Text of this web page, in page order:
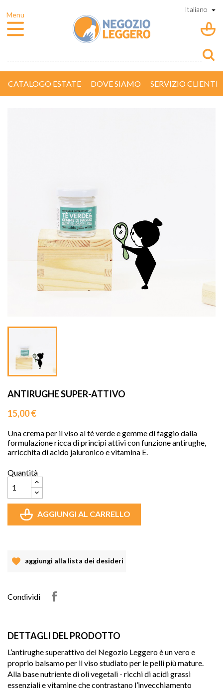
CATALOGO ESTATE DOVE SIAMO SERVIZIO CLIENTI
ANTIRUGHE SUPER-ATTIVO
15,00 €
Una crema per il viso al tè verde e gemme di faggiodalla
formulazione ricca di principi attivi con funzione antirughe,
arricchita di acido jaluronico e vitamina E.
Quantità
AGGIUNGI AL CARRELLO
aggiungi alla lista dei desideri
Condividi
DETTAGLI DEL PRODOTTO
L’antirughe superattivo del Negozio Leggero è un vero e
proprio balsamo per il viso studiato per le pelli più mature.
Alla base nutriente di oli vegetali - ricchi di acidi grassi
essenziali e vitamine che contrastano l’invecchiamento